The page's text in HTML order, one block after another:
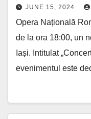
JUNE 15, 2024
Opera Națională
de la ora 18:00, un
Iași. Intitulat
evenimentul este